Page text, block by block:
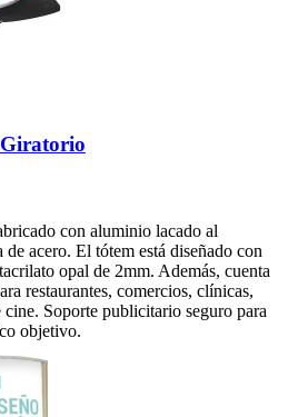
con aluminio lacado al
acero. El tótem está diseñado con
opal de 2mm. Además, cuenta
restaurantes, comercios, clínicas,
cine. Soporte publicitario seguro para
objetivo.